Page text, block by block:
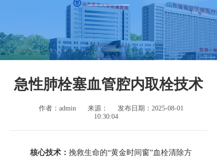
急性肺栓塞血管腔内取栓技术
作者：admin 来源：
发布日期：2025-08-01
10:30:04
核心技术： 挽救生命的“黄金时间窗”血栓清除方